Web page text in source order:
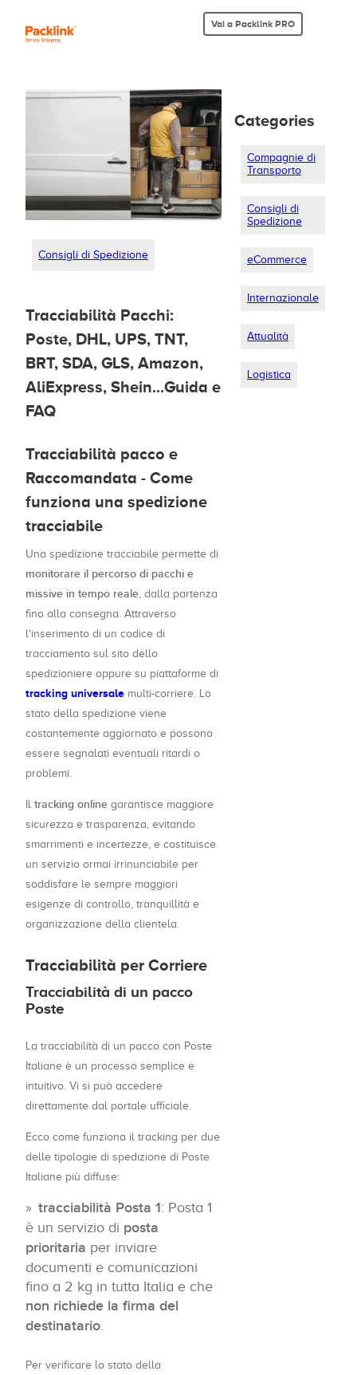
Vai a Packlink PRO
Consigli di Spedizione
Tracciabilità Pacchi:
Poste, DHL, UPS, TNT,
BRT, SDA, GLS, Amazon,
AliExpress, Shein...Guida e
FAQ
Tracciabilità pacco e
Raccomandata - Come
funziona una spedizione
tracciabile
Una spedizione tracciabile permette di
monitorare il percorso di pacchi e
missive in tempo reale, dalla partenza
fino alla consegna. Attraverso
l'inserimento di un codice di
tracciamento sul sito dello
spedizioniere oppure su piattaforme di
tracking universale multi-corriere. Lo
stato della spedizione viene
costantemente aggiornato e possono
essere segnalati eventuali ritardi o
problemi.
Il tracking online garantisce maggiore
sicurezza e trasparenza, evitando
smarrimenti e incertezze, e costituisce
un servizio ormai irrinunciabile per
soddisfare le sempre maggiori
esigenze di controllo, tranquillità e
organizzazione della clientela.
Tracciabilità per Corriere
Tracciabilità di un pacco
Poste
La tracciabilità di un pacco con Poste
Italiane è un processo semplice e
intuitivo. Vi si può accedere
direttamente dal portale ufficiale.
Ecco come funziona il tracking per due
delle tipologie di spedizione di Poste
Italiane più diffuse:
tracciabilità Posta 1: Posta 1
è un servizio di posta
prioritaria per inviare
documenti e comunicazioni
fino a 2 kg in tutta Italia e che
non richiede la firma del
destinatario.
Per verificare lo stato della
Categories
Compagnie di
Transporto
Consigli di
Spedizione
eCommerce
Internazionale
Attualità
Logistica